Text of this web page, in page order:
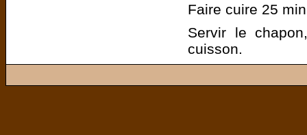
Faire cuire 25
Servir le
cuisson.